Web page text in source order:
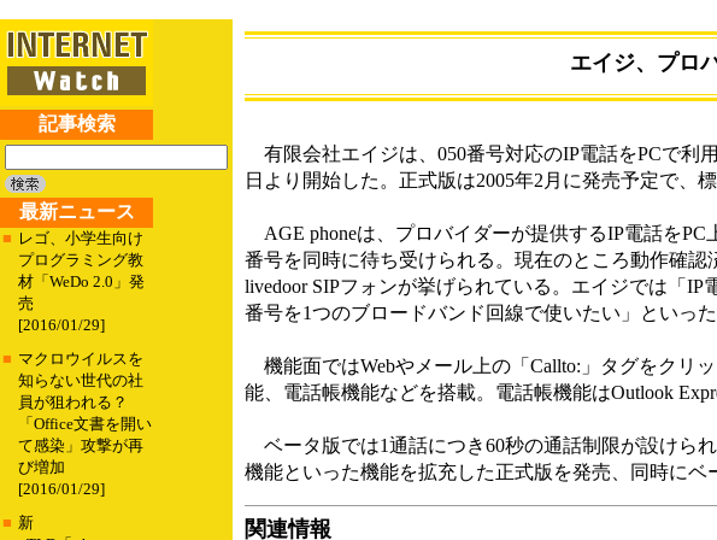
記事検索
最新ニュース
■ レゴ、小学生向け
プログラミング教
材「WeDo 2.0」発
売
[2016/01/29]
■ マクロウイルスを
知らない世代の社
員が狙われる？
「Office文書を開い
て感染」攻撃が再
び増加
[2016/01/29]
■ 新
エイジ、プロ
有限会社エイジは、050番号対応のIP電話をPCで利
日より開始した。正式版は2005年2月に発売予定で、標
AGE phoneは、プロバイダーが提供するIP電話を
番号を同時に待ち受けられる。現在のところ動作確認
livedoor SIPフォンが挙げられている。エイジでは「
番号を1つのブロードバンド回線で使いたい」といっ
機能面ではWebやメール上の「Callto:」タグをクリ
能、電話帳機能などを搭載。電話帳機能はOutlook
ベータ版では1通話につき60秒の通話制限が設けら
機能といった機能を拡充した正式版を発売、同時にベ
関連情報